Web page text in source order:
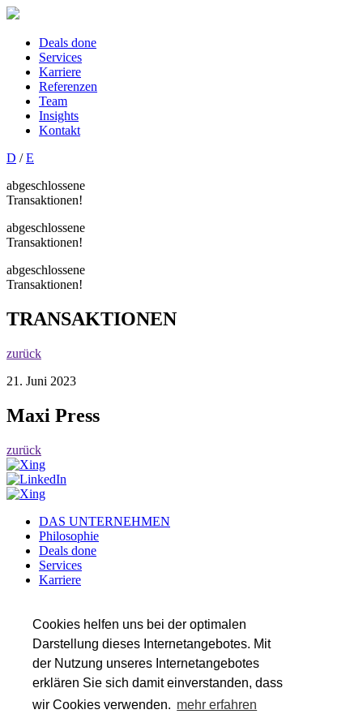
Cookies helfen uns bei der optimalen
Darstellung dieses Internetangebotes. Mit
der Nutzung unseres Internetangebotes
erklären Sie sich damit einverstanden, dass
wir Cookies verwenden. mehr erfahren
Deals done
Services
Karriere
Referenzen
Team
Insights
Kontakt
D /E
abgeschlossene
Transaktionen!
abgeschlossene
Transaktionen!
abgeschlossene
Transaktionen!
TRANSAKTIONEN
zurück
21. Juni 2023
Maxi Press
zurück
DAS UNTERNEHMEN
Philosophie
Deals done
Services
Karriere
Insights
SERVICES
Transaktionsberatung
Wirtschaftsprüfung
Valuation & Financial Modeling